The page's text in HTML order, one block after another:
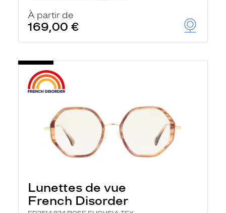
À partir de
169,00 €
Lunettes de vue
French Disorder